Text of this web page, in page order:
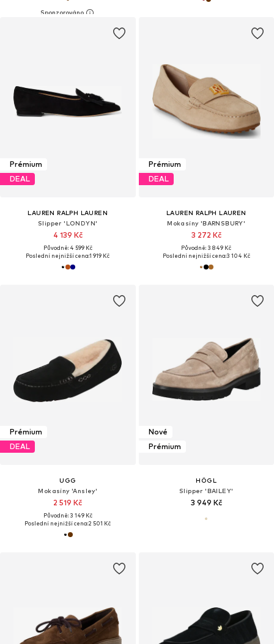
Prémium
DEAL
LAUREN RALPH LAUREN
Slipper 'LONDYN'
4 139 Kč
Původně: 4 599 Kč
Poslední nejnižší cena:1 919 Kč
Prémium
DEAL
LAUREN RALPH LAUREN
Mokasíny 'BARNSBURY'
3 272 Kč
Původně: 3 849 Kč
Poslední nejnižší cena:3 104 Kč
Prémium
DEAL
UGG
Mokasíny 'Ansley'
2 519 Kč
Původně: 3 149 Kč
Poslední nejnižší cena:2 501 Kč
Nové
Prémium
HÖGL
Slipper 'BAILEY'
3 949 Kč